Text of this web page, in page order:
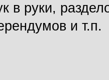
в руки,
и т.п.